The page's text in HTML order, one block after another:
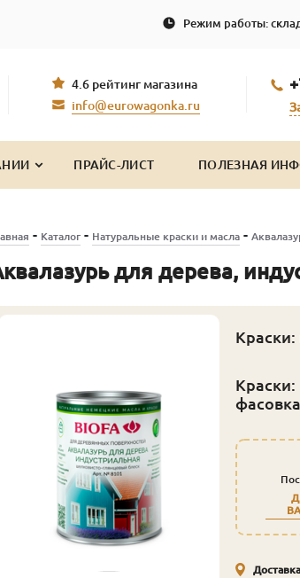
Режим работы:
4.6 рейтинг магазина
info@eurowagonka.ru
ПРАЙС-ЛИСТ ПОЛЕЗНАЯ
- Каталог- Натуральные краски и масла-
для дерева,
Краски:
Краски:
фасовка